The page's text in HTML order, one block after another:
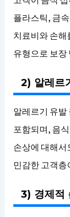
플라스틱, 금
치료비와 손해
유형으로 보장
2) 알레르
알레르기 유발
포함되며, 음
손상에 대해서
민감한 고객층
3) 경제적